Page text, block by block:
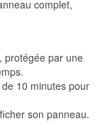
complet,
protégée par une
10 minutes pour
son panneau.